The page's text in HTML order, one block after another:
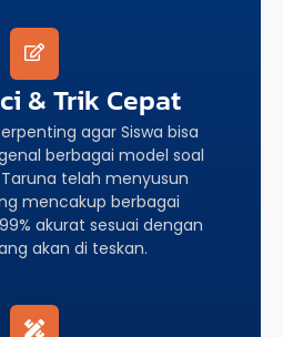
& Trik Cepat
agar Siswa bisa
berbagai model soal
telah menyusun
mencakup berbagai
akurat sesuai dengan
akan di teskan.